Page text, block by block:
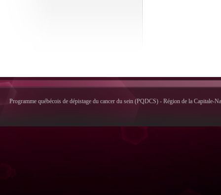
Programme québécois de dépistage du cancer du sein (PQDCS) - Région de la Capitale-